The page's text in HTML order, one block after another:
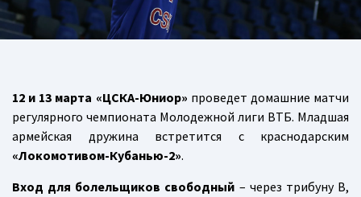
12 и 13 марта «ЦСКА-Юниор» проведет домашние матчи
регулярного чемпионата Молодежной лиги ВТБ. Младшая
армейская дружина встретится с краснодарским
«Локомотивом-Кубанью-2».
Вход для болельщиков свободный – через трибуну В,